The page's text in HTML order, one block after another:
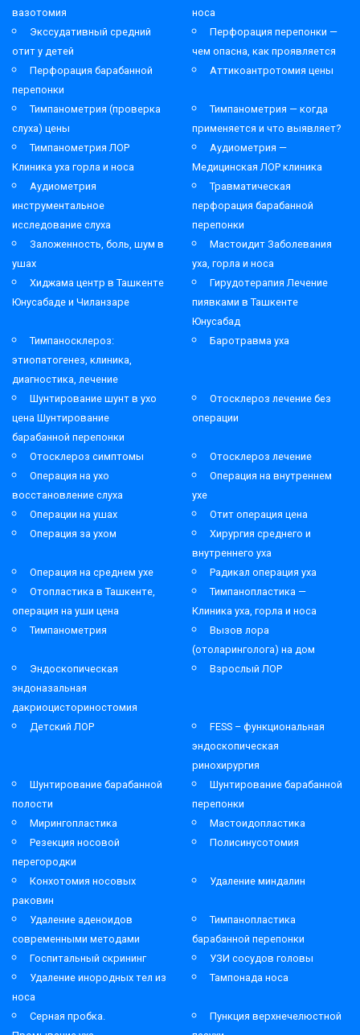
вазотомия
носа
Экссудативный средний
отит у детей
Перфорация перепонки —
чем опасна, как проявляется
Перфорация барабанной
перепонки
Аттикоантротомия цены
Тимпанометрия (проверка
слуха) цены
Тимпанометрия — когда
применяется и что выявляет?
Тимпанометрия ЛОР
Клиника уха горла и носа
Аудиометрия —
Медицинская ЛОР клиника
Аудиометрия
инструментальное
исследование слуха
Травматическая
перфорация барабанной
перепонки
Заложенность, боль, шум в
ушах
Мастоидит Заболевания
уха, горла и носа
Хиджама центр в Ташкенте
Юнусабаде и Чиланзаре
Гирудотерапия Лечение
пиявками в Ташкенте
Юнусабад
Тимпаносклероз:
этиопатогенез, клиника,
диагностика, лечение
Баротравма уха
Шунтирование шунт в ухо
цена Шунтирование
барабанной перепонки
Отосклероз лечение без
операции
Отосклероз симптомы
Отосклероз лечение
Операция на ухо
восстановление слуха
Операция на внутреннем
ухе
Операции на ушах
Отит операция цена
Операция за ухом
Хирургия среднего и
внутреннего уха
Операция на среднем ухе
Радикал операция уха
Отопластика в Ташкенте,
операция на уши цена
Тимпанопластика —
Клиника уха, горла и носа
Тимпанометрия
Вызов лора
(отоларинголога) на дом
Эндоскопическая
эндоназальная
дакриоцисториностомия
Взрослый ЛОР
Детский ЛОР
FESS – функциональная
эндоскопическая
ринохирургия
Шунтирование барабанной
полости
Шунтирование барабанной
перепонки
Мирингопластика
Мастоидопластика
Резекция носовой
перегородки
Полисинусотомия
Конхотомия носовых
раковин
Удаление миндалин
Удаление аденоидов
современными методами
Тимпанопластика
барабанной перепонки
Госпитальный скрининг
УЗИ сосудов головы
Удаление инородных тел из
носа
Тампонада носа
Серная пробка.
Пункция верхнечелюстной